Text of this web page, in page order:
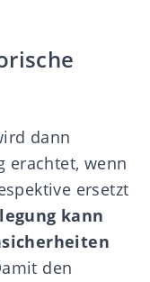
dann
erachtet, wenn
ersetzt
kann
den